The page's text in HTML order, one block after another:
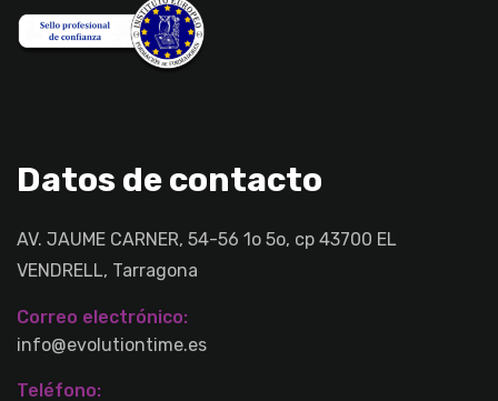
Datos de contacto
AV. JAUME CARNER, 54-56 1o 5o, cp 43700 EL
VENDRELL, Tarragona
Correo electrónico:
info@evolutiontime.es
Teléfono: